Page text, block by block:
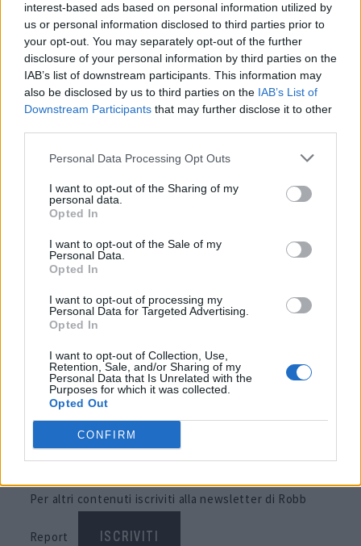
interest-based ads based on personal information utilized by
us or personal information disclosed to third parties prior to
your opt-out. You may separately opt-out of the further
disclosure of your personal information by third parties on the
IAB’s list of downstream participants. This information may
also be disclosed by us to third parties on the IAB’s List of
Downstream Participants that may further disclose it to other
Personal Data Processing Opt Outs
I want to opt-out of the Sharing of my
personal data.
Opted In
I want to opt-out of the Sale of my
Personal Data.
Opted In
I want to opt-out of processing my
Personal Data for Targeted Advertising.
Opted In
I want to opt-out of Collection, Use,
Retention, Sale, and/or Sharing of my
Personal Data that Is Unrelated with the
Purposes for which it was collected.
Opted Out
CONFIRM
proprietà risultano comodi e piacevoli grazie alle Fiat
d’epoca color crema, perfette per percorrere i viali
senza fatica.Soho Farmhouse Ibizarimane aperto
tutto l’anno sia per i soci residenti, sia per gli ospiti
che vi pernottano. La quota associativa parte da circa
27 anni. Ogni socio ha la possibilità di prenotare
camere, tavoli, posti in piscina, trattamenti spa e
sessioni di personal training.
Articolo diRobbreport.com
Per altri contenuti iscriviti alla newsletter di Robb
Report ISCRIVITI